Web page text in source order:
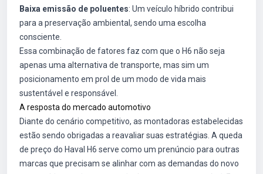
Baixa emissão de poluentes: Um veículo híbrido contribui
para a preservação ambiental, sendo uma escolha
consciente.
Essa combinação de fatores faz com que o H6 não seja
apenas uma alternativa de transporte, mas sim um
posicionamento em prol de um modo de vida mais
sustentável e responsável.
A resposta do mercado automotivo
Diante do cenário competitivo, as montadoras estabelecidas
estão sendo obrigadas a reavaliar suas estratégias. A queda
de preço do Haval H6 serve como um prenúncio para outras
marcas que precisam se alinhar com as demandas do novo